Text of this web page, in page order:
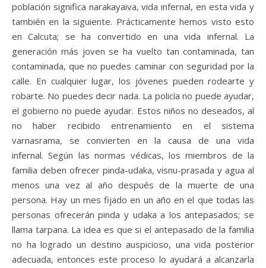
población significa narakayaiva, vida infernal, en esta vida y
también en la siguiente. Prácticamente hemos visto esto
en Calcuta; se ha convertido en una vida infernal. La
generación más joven se ha vuelto tan contaminada, tan
contaminada, que no puedes caminar con seguridad por la
calle. En cualquier lugar, los jóvenes pueden rodearte y
robarte. No puedes decir nada. La policía no puede ayudar,
el gobierno no puede ayudar. Estos niños no deseados, al
no haber recibido entrenamiento en el sistema
varnasrama, se convierten en la causa de una vida
infernal. Según las normas védicas, los miembros de la
familia deben ofrecer pinda-udaka, visnu-prasada y agua al
menos una vez al año después de la muerte de una
persona. Hay un mes fijado en un año en el que todas las
personas ofrecerán pinda y udaka a los antepasados; se
llama tarpana. La idea es que si el antepasado de la familia
no ha logrado un destino auspicioso, una vida posterior
adecuada, entonces este proceso lo ayudará a alcanzarla